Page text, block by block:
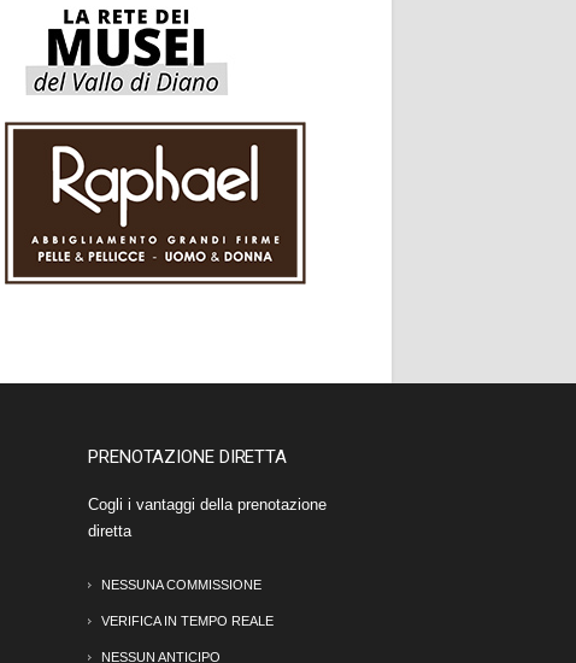
PRENOTAZIONE DIRETTA
Cogli i vantaggi della prenotazione
diretta
NESSUNA COMMISSIONE
VERIFICA IN TEMPO REALE
NESSUN ANTICIPO